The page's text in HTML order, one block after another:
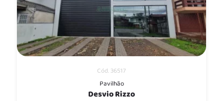
Cód. 36517
Pavilhão
Desvio Rizzo